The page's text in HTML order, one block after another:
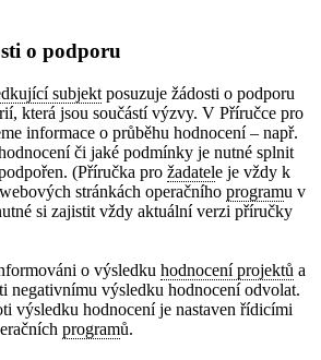
o podporu
subjekt posuzuje žádosti o podporu
která jsou součástí výzvy. V Příručce pro
informace o průběhu hodnocení – např.
či jaké podmínky je nutné splnit
(Příručka pro žadatele je vždy k
stránkách operačního programu v
si zajistit vždy aktuální verzi příručky
o výsledku hodnocení projektů a
negativnímu výsledku hodnocení odvolat.
výsledku hodnocení je nastaven řídicími
programů.